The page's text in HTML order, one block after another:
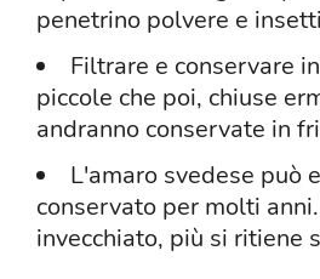
penetrino polvere e insetti
Filtrare e conservare
piccole che poi, chiuse
andranno conservate in
L'amaro svedese può
conservato per molti
invecchiato, più si ritiene